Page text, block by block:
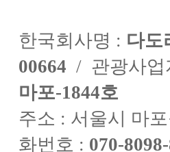
한국회사명 : 다도
00664 / 관광사
마포-1844호
주소 : 서울시 마
화번호 : 070-